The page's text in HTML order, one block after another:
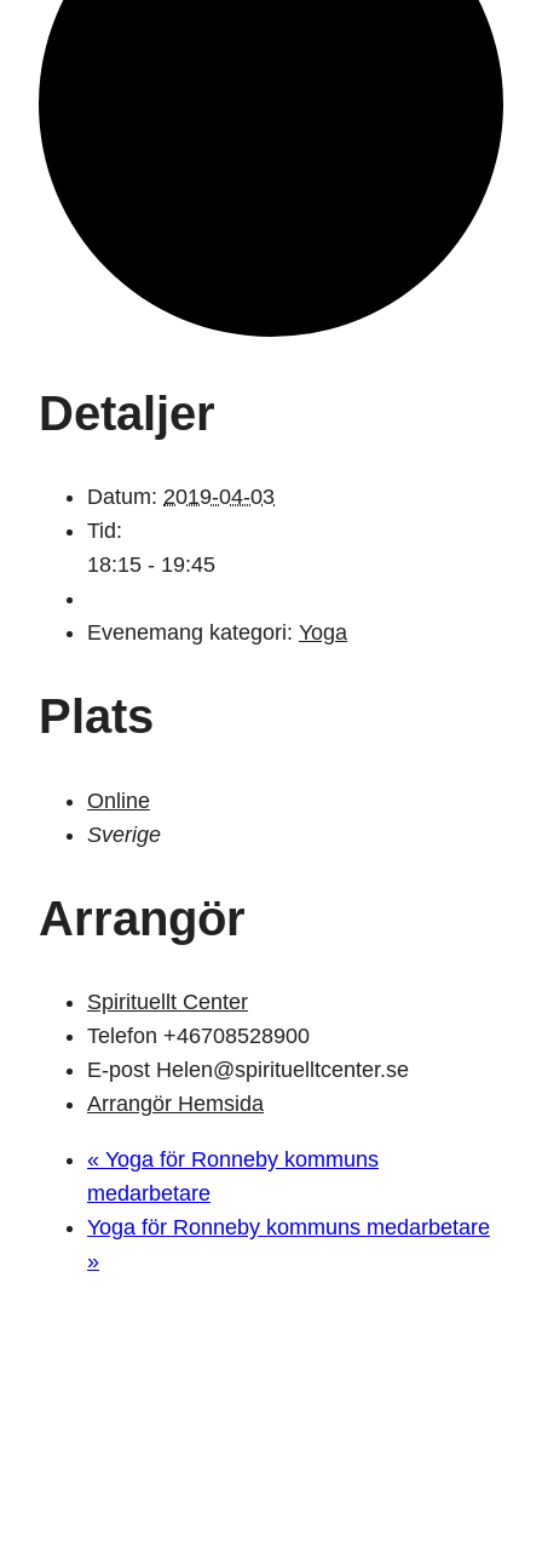
Detaljer
Datum: 2019-04-03
Tid:
18:15 - 19:45
Evenemang kategori: Yoga
Plats
Online
Sverige
Arrangör
Spirituellt Center
Telefon +46708528900
E-post Helen@spirituelltcenter.se
Arrangör Hemsida
« Yoga för Ronneby kommuns
medarbetare
Yoga för Ronneby kommuns medarbetare
»